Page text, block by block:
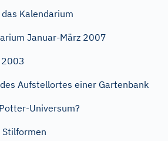
Kalendarium
Januar-März 2007
2003
Aufstellortes einer Gartenbank
Universum?